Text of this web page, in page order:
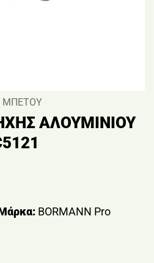
ΜΠΕΤΟΥ
ΑΛΟΥΜΙΝΙΟΥ
BORMANN Pro